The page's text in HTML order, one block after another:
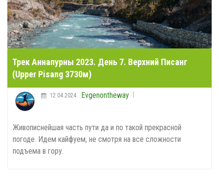
Трек Аннапурны 2023. День 7. Верхний Писанг
(Upper Pisang 3730м)
Evgenontheway
12.04.2024
Живописнейшая часть пути да и по такой прекрасной
погоде. Идем кайфуем, не смотря на все сложности
подъема в гору.